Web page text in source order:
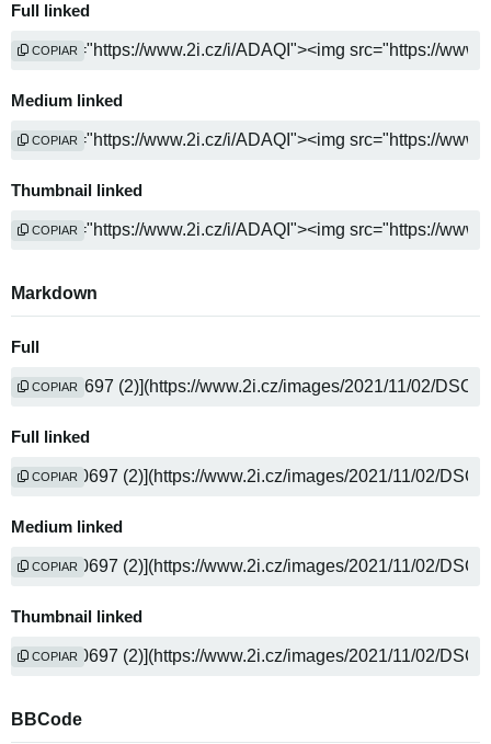
Full linked
COPIAR
Medium linked
COPIAR
Thumbnail linked
COPIAR
Markdown
Full
COPIAR
Full linked
COPIAR
Medium linked
COPIAR
Thumbnail linked
COPIAR
BBCode